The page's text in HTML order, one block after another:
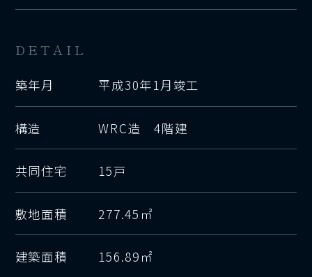
DETAIL
築年月 平成30年1月竣工
構造 WRC造 4階建
共同住宅 15戸
敷地面積 277.45㎡
建築面積 156.89㎡